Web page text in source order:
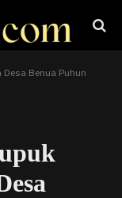
Benua Puhun